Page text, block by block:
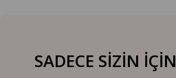
SADECE SİZİN İÇİN